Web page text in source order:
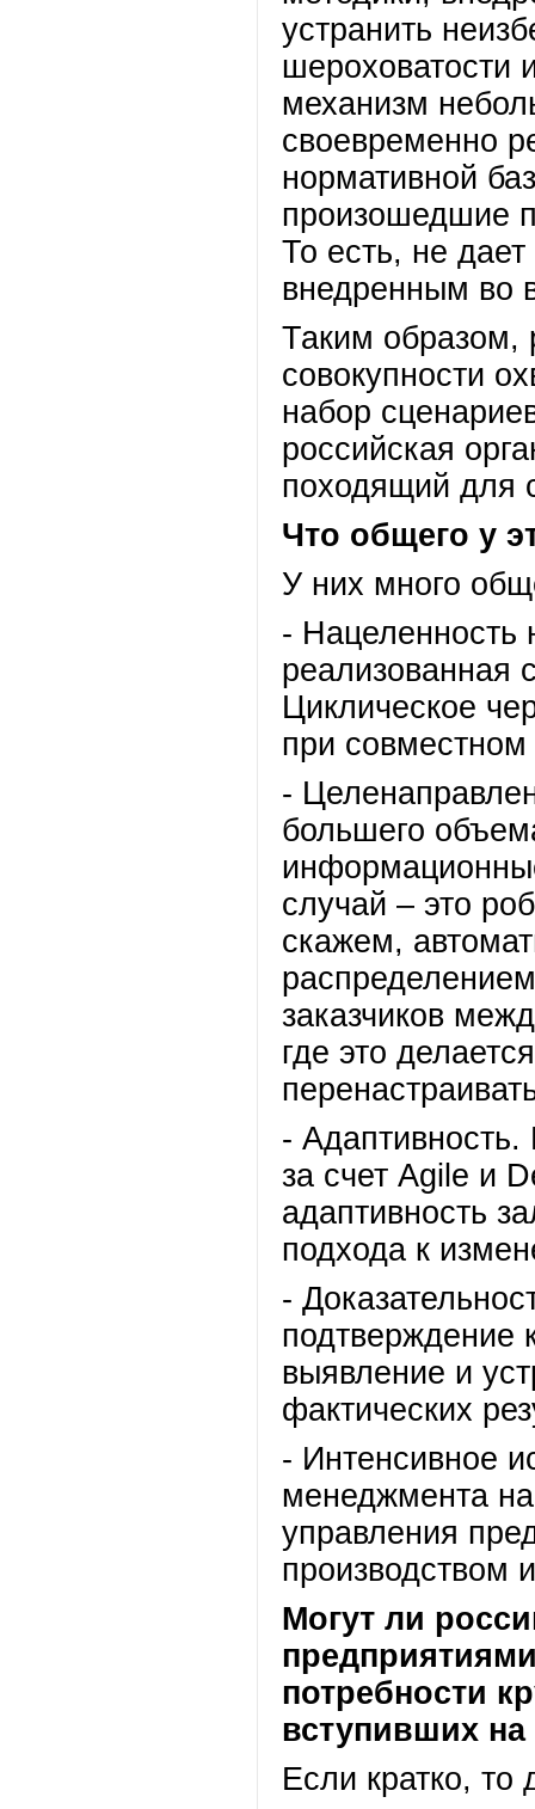
устранить
шероховатости
механизм
своевременно
нормативной
произошедшие
То есть, не
внедренным во
Таким образом,
совокупности
набор
российская
походящий для
Что общего у
У них много
- Нацеленность
реализованная
Циклическое
при
-
большего
случай – это
скажем,
заказчиков
где это
-
за счет Agile и
адаптивность
подхода к
-
подтверждение
выявление и
фактических
- Интенсивное
менеджмента
управления
производством
Могут ли
потребности
вступивших
Если кратко, то